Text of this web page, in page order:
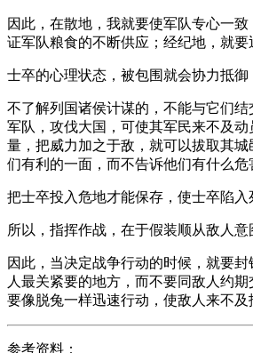
因此，在散地，我就要使军队专心一
证军队粮食的不断供应；经纪地，就
士卒的心理状态，被包围就会协力抵
不了解列国诸侯计谋的，不能与它们
军队，攻伐大国，可使其军民来不及
量，把威力加之于敌，就可以拔取其
们有利的一面，而不告诉他们有什么危
把士卒投入危地才能保存，使士卒陷
所以，指挥作战，在于假装顺从敌人
因此，当决定战争行动的时候，就要
人最关紧要的地方，而不要同敌人约
要像脱兔一样迅速行动，使敌人来不及
参考资料：